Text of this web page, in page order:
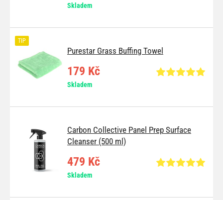
Skladem
Purestar Grass Buffing Towel
TIP
179 Kč
Skladem
Carbon Collective Panel Prep Surface
Cleanser (500 ml)
479 Kč
Skladem